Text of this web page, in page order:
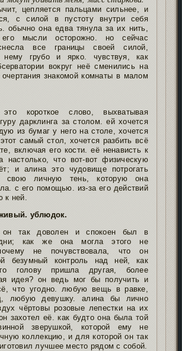
цепляется пальцами сильнее, и
с силой в пустоту внутри себя
обычно она едва тянула за их нить,
мысли осторожно. но сейчас
все границы своей силой,
нему грубо и ярко. чувствуя, как
вокруг неё сменились на
знакомой комнаты в малом
короткое слово, выхватывая
дарклинга за столом. ей хочется
из бумаг у него на столе, хочется
самый стол, хочется разбить всё
включая его кости. её ненависть к
настолько, что вот-вот физическую
и алина это чудовище потрогать
свою личную тень, которую она
с его помощью. из-за его действий
к ней.
ублюдок.
он так доволен и спокоен был в
дни; как же она могла этого не
не почувствовала, что он
безумный контроль над ней, как
голову пришла другая, более
идея? он ведь мог бы получить и
что угодно. любую вещь в равке,
любую девушку. алина бы лично
чёртовы розовые лепестки на их
захотел её. как будто она была той
зверушкой, которой ему не
коллекцию, и для которой он так
лучшее место рядом с собой.